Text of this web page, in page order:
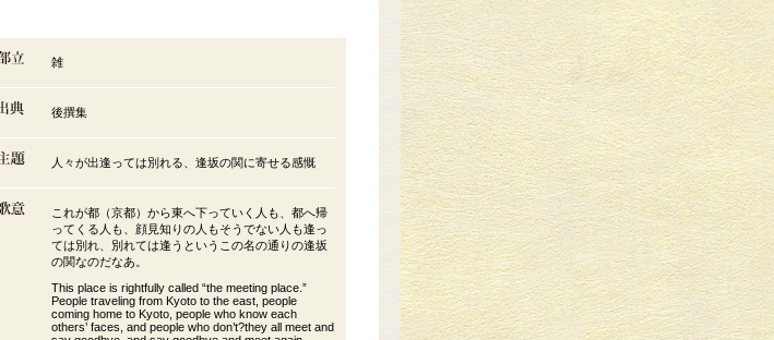
雑
後撰集
人々が出逢っては別れる、逢坂の関に寄せる感慨
これが都（京都）から東へ下っていく人も、都へ帰
ってくる人も、顔見知りの人もそうでない人も逢っ
ては別れ、別れては逢うというこの名の通りの逢坂
の関なのだなあ。
This place is rightfully called “the meeting place.”
People traveling from Kyoto to the east, people
coming home to Kyoto, people who know each
others’ faces, and people who don’t?they all meet and